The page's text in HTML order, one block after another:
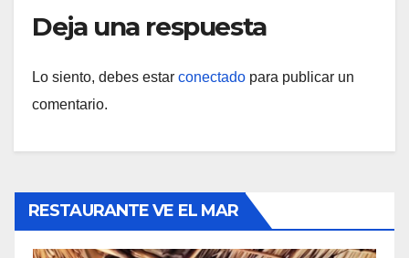
Deja una respuesta
Lo siento, debes estar conectado para publicar un
comentario.
RESTAURANTE VE EL MAR